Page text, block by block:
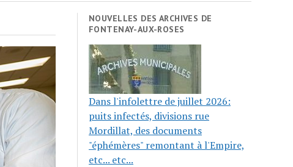
NOUVELLES DES ARCHIVES DE
FONTENAY-AUX-ROSES
Dans l'infolettre de juillet 2026:
puits infectés, divisions rue
Mordillat, des documents
"éphémères" remontant à l'Empire,
etc... etc...